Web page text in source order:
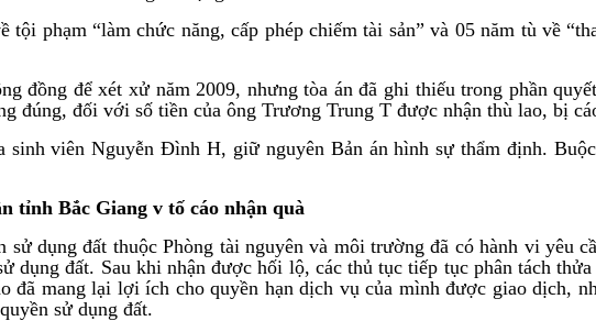
phạm “làm chức năng, cấp phép chiếm tài sản” và 05 năm tù về
đồng để xét xử năm 2009, nhưng tòa án đã ghi thiếu trong phần
đúng, đối với số tiền của ông Trương Trung T được nhận thù lao, bị
sinh viên Nguyễn Đình H, giữ nguyên Bản án hình sự thẩm định.
tỉnh Bắc Giang v tố cáo nhận quà
dụng đất thuộc Phòng tài nguyên và môi trường đã có hành vi yêu
dụng đất. Sau khi nhận được hối lộ, các thủ tục tiếp tục phân tách
đã mang lại lợi ích cho quyền hạn dịch vụ của mình được giao dịch,
sử dụng đất.